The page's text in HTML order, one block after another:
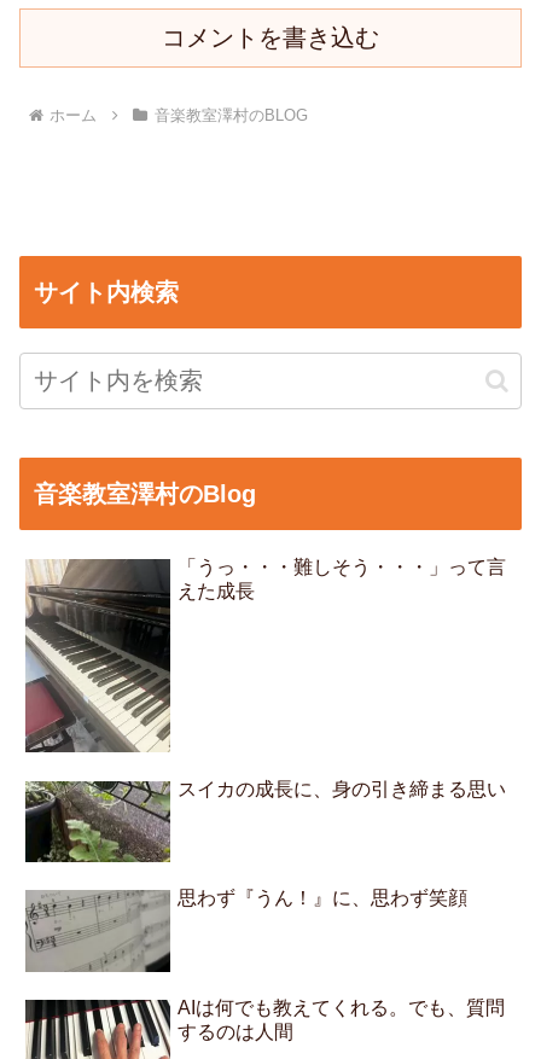
コメントを書き込む
ホーム 音楽教室澤村のBLOG
サイト内検索
音楽教室澤村のBlog
「うっ・・・難しそう・・・」って言
えた成長
スイカの成長に、身の引き締まる思い
思わず『うん！』に、思わず笑顔
AIは何でも教えてくれる。でも、質問
するのは人間